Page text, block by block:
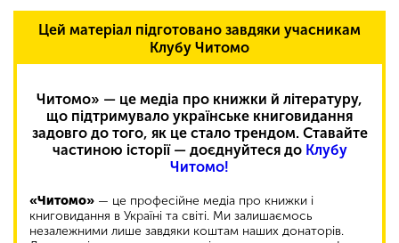
Цей матеріал підготовано завдяки учасникам
Клубу Читомо
Читомо» — це медіа про книжки й літературу,
що підтримувало українське книговидання
задовго до того, як це стало трендом. Ставайте
частиною історії — доєднуйтеся до Клубу
Читомо!
«Читомо» — це професійне медіа про книжки і
книговидання в Україні та світі. Ми залишаємось
незалежними лише завдяки коштам наших донаторів.